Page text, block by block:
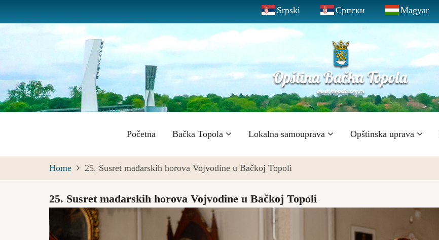
to
main
content
Srpski Српски Magyar
Main
navigation
Početna Bačka Topola Lokalna samouprava Opštinska uprava
Home 25. Susret mađarskih horova Vojvodine u Bačkoj Topoli
25. Susret mađarskih horova Vojvodine u Bačkoj Topoli